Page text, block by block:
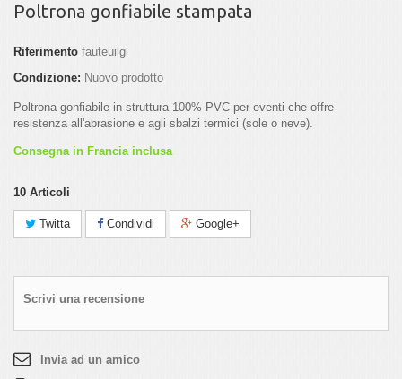
Poltrona gonfiabile stampata
Riferimento fauteuilgi
Condizione: Nuovo prodotto
Poltrona gonfiabile in struttura 100% PVC per eventi che offre
resistenza all'abrasione e agli sbalzi termici (sole o neve).
Consegna in Francia inclusa
10 Articoli
Twitta Condividi Google+
Scrivi una recensione
Invia ad un amico